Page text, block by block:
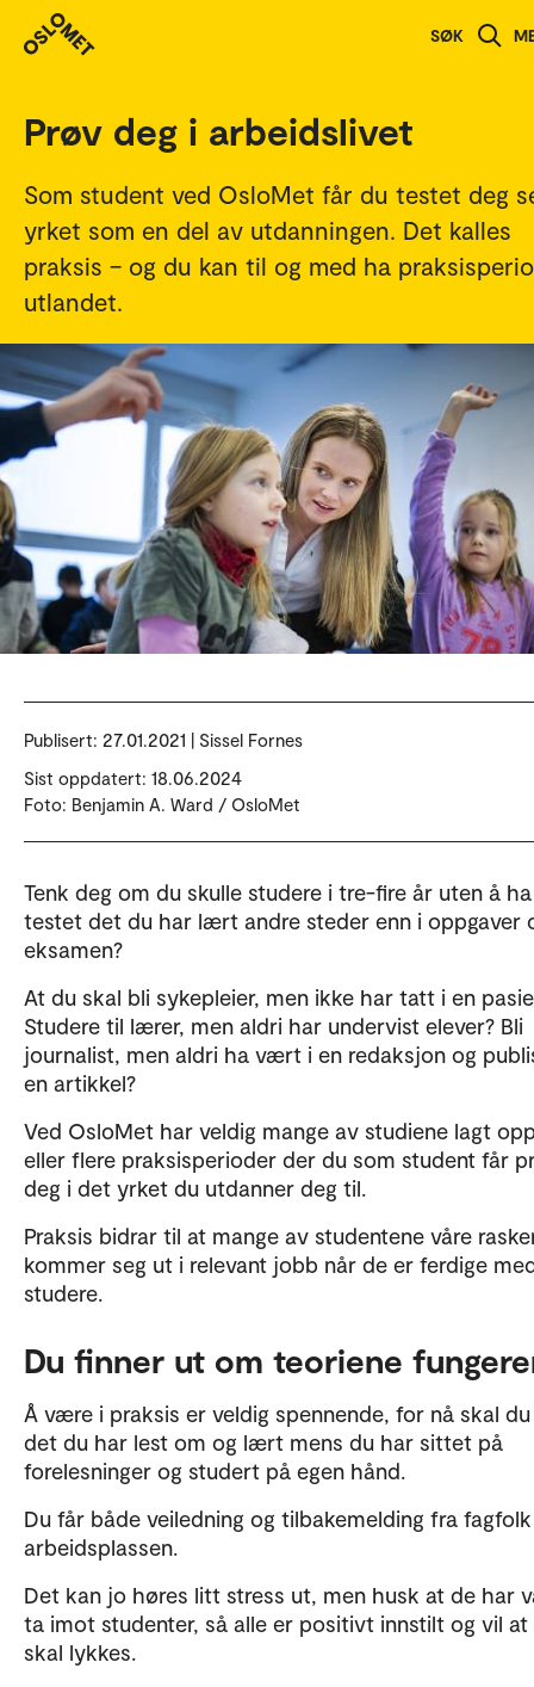
SØK
Studenthistorier
Prøv deg i arbeidslivet
Som student ved OsloMet får du testet deg
yrket som en del av utdanningen. Det kalles
praksis – og du kan til og med ha
utlandet.
Publisert: 27.01.2021 | Sissel Fornes
Sist oppdatert: 18.06.2024
Foto: Benjamin A. Ward / OsloMet
Tenk deg om du skulle studere i tre-fire år uten å ha
testet det du har lært andre steder enn i oppgaver
eksamen?
At du skal bli sykepleier, men ikke har tatt i en
Studere til lærer, men aldri har undervist elever? Bli
journalist, men aldri ha vært i en redaksjon og
en artikkel?
Ved OsloMet har veldig mange av studiene lagt
eller flere praksisperioder der du som student får
deg i det yrket du utdanner deg til.
Praksis bidrar til at mange av studentene våre
kommer seg ut i relevant jobb når de er ferdige
studere.
Du finner ut om teoriene
Å være i praksis er veldig spennende, for nå skal
det du har lest om og lært mens du har sittet på
forelesninger og studert på egen hånd.
Du får både veiledning og tilbakemelding fra
arbeidsplassen.
Det kan jo høres litt stress ut, men husk at de har
ta imot studenter, så alle er positivt innstilt og vil at
skal lykkes.